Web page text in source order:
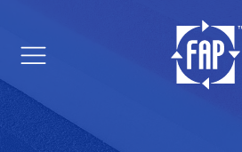
con noi